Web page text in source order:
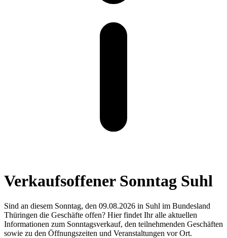
Verkaufsoffener Sonntag Suhl
Sind an diesem Sonntag, den 09.08.2026 in Suhl im Bundesland
Thüringen die Geschäfte offen? Hier findet Ihr alle aktuellen
Informationen zum Sonntagsverkauf, den teilnehmenden Geschäften
sowie zu den Öffnungszeiten und Veranstaltungen vor Ort.